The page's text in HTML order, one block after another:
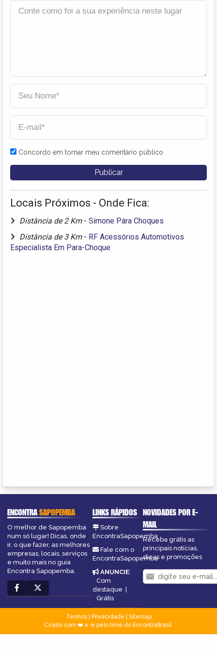
Concordo em tornar meu comentário público
Locais Próximos - Onde Fica:
Distância de 2 Km - Simone Pára Choques
Distância de 3 Km - RF Acessórios Automotivos
Especialista Em Para-Choque
ENCONTRASAPOPEMBA
O melhor de Sapopemba
num só lugar! Dicas, onde
ir, o que fazer, as melhores
empresas, locais, serviços
e muito mais no guia
Encontra Sapopemba.
LINKS RÁPIDOS
Sobre
EncontraSapopemba
Fale com o
EncontraSapopemba
ANUNCIE:
Com
destaque |
Grátis
NOVIDADES POR E-
MAIL
Receba grátis as
principais notícias,
dicas e promoções
Termos| Privacidade
Sitemap
Criado com ❤️ e ☕ pelo time do EncontraBrasil